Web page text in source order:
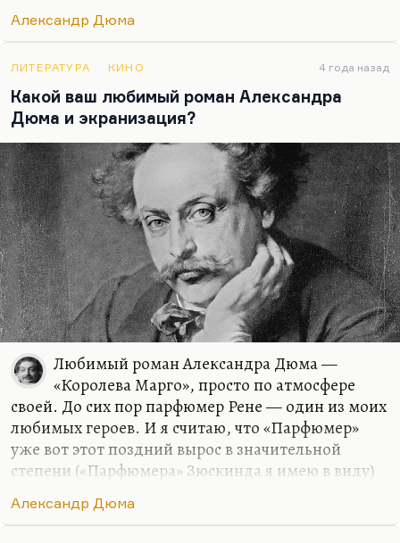
Покровского — как политики, опрокинутой в
тут с этим, я боюсь, ничего не поделаешь. Эта
участь истории такова, что она с каждым новым
правителем получает новое освещение (и не
только в России, к сожалению).
Да, действительно история используется как
гвоздь, на который в данном случае вешают даже
не национальные интересы, а вешают оппонента.
Это…
Александр Дюма
ЛИТЕРАТУРА КИНО 4 года назад
Какой ваш любимый роман Александра
Дюма и экранизация?
Любимый роман Александра Дюма —
«Королева Марго», просто по атмосфере
своей. До сих пор парфюмер Рене — один из моих
любимых героев. И я считаю, что «Парфюмер»
уже вот этот поздний вырос в значительной
степени («Парфюмера» Зюскинда я имею в виду)
романа, такой немного готической… Ну, Альбре
Александр Дюма